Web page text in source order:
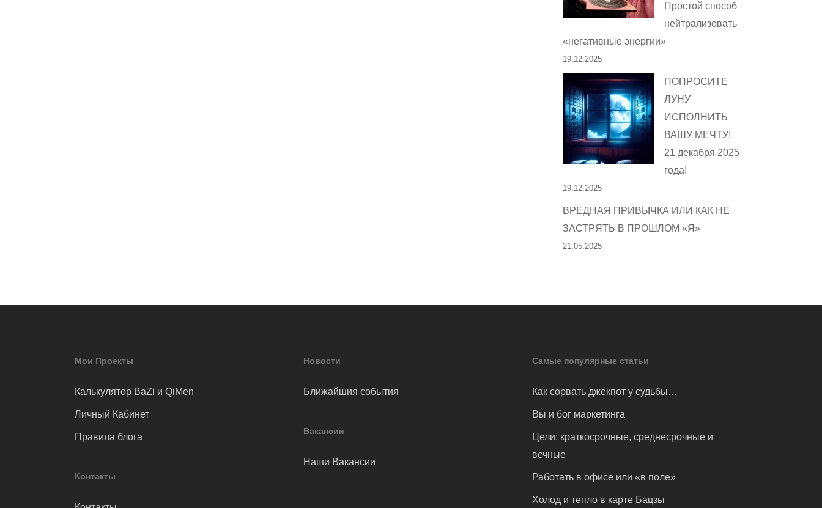
Простой способ
нейтрализовать
«негативные энергии»
19.12.2025
ПОПРОСИТЕ
ЛУНУ
ИСПОЛНИТЬ
ВАШУ МЕЧТУ!
21 декабря 2025
года!
19.12.2025
ВРЕДНАЯ ПРИВЫЧКА ИЛИ КАК НЕ
ЗАСТРЯТЬ В ПРОШЛОМ «Я»
21.05.2025
Мои Проекты
Калькулятор BaZi и QiMen
Личный Кабинет
Правила блога
Контакты
Новости
Ближайшия события
Вакансии
Наши Вакансии
Самые популярные статьи
Как сорвать джекпот у судьбы…
Вы и бог маркетинга
Цели: краткосрочные, среднесрочные и
вечные
Работать в офисе или «в поле»
Холод и тепло в карте Бацзы